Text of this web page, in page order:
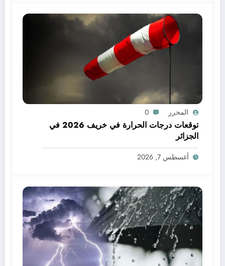
المحرر 0
توقعات درجات الحرارة في خريف 2026 في
الجزائر
أغسطس 7, 2026